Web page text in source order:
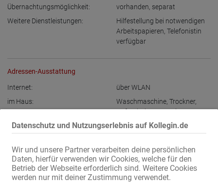
Datenschutz und Nutzungserlebnis auf Kollegin.de
Wir und unsere Partner verarbeiten deine persönlichen
Daten, hierfür verwenden wir Cookies, welche für den
Betrieb der Webseite erforderlich sind. Weitere Cookies
werden nur mit deiner Zustimmung verwendet.
Übernachtungsmöglichkeit:
vorhanden, separat
Weitere Dienstleistungen:
Hilfestellung bei notwendigen
Arbeitspapieren, Telefonistin
verfügbar
Adressen-Ausstattung
Internet:
über WLAN
im Haus:
Waschmaschine, Trockner,
Aufenthaltsraum mit TV
Bad:
Dusche,gemeinschaftliche
Nutzung
Gäste-Parkplätze:
diskret,eigene
Lage:
am Stadtrand
max. 15 Min mit Verkehrsmittel:
Bushaltestelle,Straßenbahn-